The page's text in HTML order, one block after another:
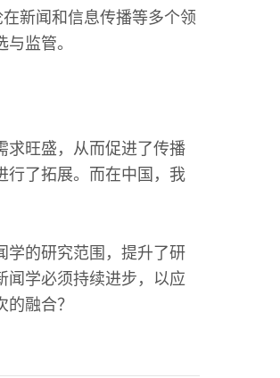
新闻和信息传播等多个领
监管。
求旺盛，从而促进了传播
行了拓展。而在中国，我
学的研究范围，提升了研
闻学必须持续进步，以应
融合？